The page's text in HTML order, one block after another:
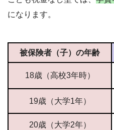
になります。
被保険者（子）の年齢
18歳（高校3年時）
19歳（大学1年）
20歳（大学2年）